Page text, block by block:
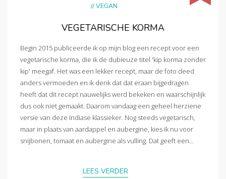
//VEGAN
VEGETARISCHE KORMA
Begin 2015 publiceerde ik op mijn blog een recept voor een
vegetarische korma, die ik de dubieuze titel 'kip korma zonder
kip' meegaf. Het was een lekker recept, maar de foto deed
anders vermoeden en ik denk dat dat eraan bijgedragen
heeft dat dit recept nauwelijks werd bekeken en waarschijnlijk
dus ook niet gemaakt. Daarom vandaag een geheel herziene
versie van deze Indiase klassieker. Nog steeds vegetarisch,
maar in plaats van aardappel en aubergine, kies ik nu voor
snijbonen, tomaat en aubergine als vulling. Dat geeft een...
LEES VERDER